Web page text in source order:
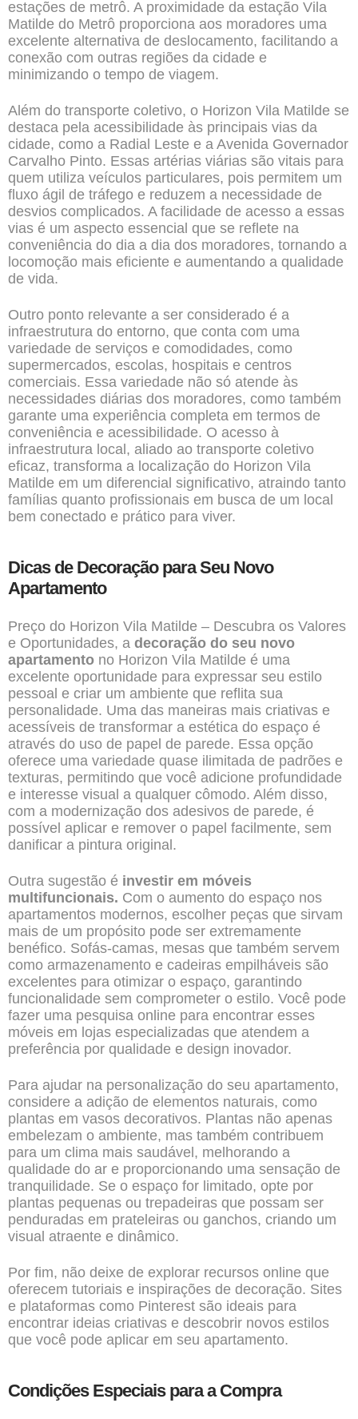
estações de metrô. A proximidade da estação Vila
Matilde do Metrô proporciona aos moradores uma
excelente alternativa de deslocamento, facilitando a
conexão com outras regiões da cidade e
minimizando o tempo de viagem.
Além do transporte coletivo, o Horizon Vila Matilde se
destaca pela acessibilidade às principais vias da
cidade, como a Radial Leste e a Avenida Governador
Carvalho Pinto. Essas artérias viárias são vitais para
quem utiliza veículos particulares, pois permitem um
fluxo ágil de tráfego e reduzem a necessidade de
desvios complicados. A facilidade de acesso a essas
vias é um aspecto essencial que se reflete na
conveniência do dia a dia dos moradores, tornando a
locomoção mais eficiente e aumentando a qualidade
de vida.
Outro ponto relevante a ser considerado é a
infraestrutura do entorno, que conta com uma
variedade de serviços e comodidades, como
supermercados, escolas, hospitais e centros
comerciais. Essa variedade não só atende às
necessidades diárias dos moradores, como também
garante uma experiência completa em termos de
conveniência e acessibilidade. O acesso à
infraestrutura local, aliado ao transporte coletivo
eficaz, transforma a localização do Horizon Vila
Matilde em um diferencial significativo, atraindo tanto
famílias quanto profissionais em busca de um local
bem conectado e prático para viver.
Dicas de Decoração para Seu Novo
Apartamento
Preço do Horizon Vila Matilde – Descubra os Valores
e Oportunidades, a decoração do seu novo
apartamento no Horizon Vila Matilde é uma
excelente oportunidade para expressar seu estilo
pessoal e criar um ambiente que reflita sua
personalidade. Uma das maneiras mais criativas e
acessíveis de transformar a estética do espaço é
através do uso de papel de parede. Essa opção
oferece uma variedade quase ilimitada de padrões e
texturas, permitindo que você adicione profundidade
e interesse visual a qualquer cômodo. Além disso,
com a modernização dos adesivos de parede, é
possível aplicar e remover o papel facilmente, sem
danificar a pintura original.
Outra sugestão é investir em móveis
multifuncionais. Com o aumento do espaço nos
apartamentos modernos, escolher peças que sirvam
mais de um propósito pode ser extremamente
benéfico. Sofás-camas, mesas que também servem
como armazenamento e cadeiras empilháveis são
excelentes para otimizar o espaço, garantindo
funcionalidade sem comprometer o estilo. Você pode
fazer uma pesquisa online para encontrar esses
móveis em lojas especializadas que atendem a
preferência por qualidade e design inovador.
Para ajudar na personalização do seu apartamento,
considere a adição de elementos naturais, como
plantas em vasos decorativos. Plantas não apenas
embelezam o ambiente, mas também contribuem
para um clima mais saudável, melhorando a
qualidade do ar e proporcionando uma sensação de
tranquilidade. Se o espaço for limitado, opte por
plantas pequenas ou trepadeiras que possam ser
penduradas em prateleiras ou ganchos, criando um
visual atraente e dinâmico.
Por fim, não deixe de explorar recursos online que
oferecem tutoriais e inspirações de decoração. Sites
e plataformas como Pinterest são ideais para
encontrar ideias criativas e descobrir novos estilos
que você pode aplicar em seu apartamento.
Condições Especiais para a Compra